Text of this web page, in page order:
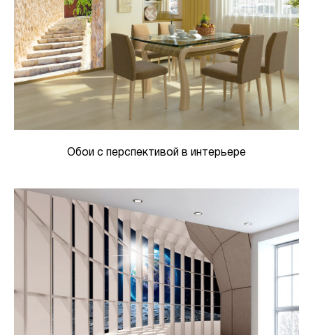
Обои с перспективой в интерьере